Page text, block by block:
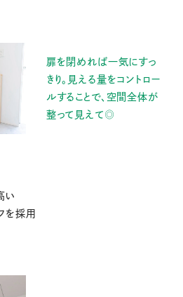
扉を閉めれば一気にすっ
きり。見える量をコントロー
ルすることで、空間全体が
整って見えて◎
い
を採用